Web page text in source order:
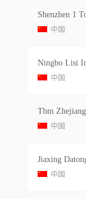
中国
中国
中国
中国